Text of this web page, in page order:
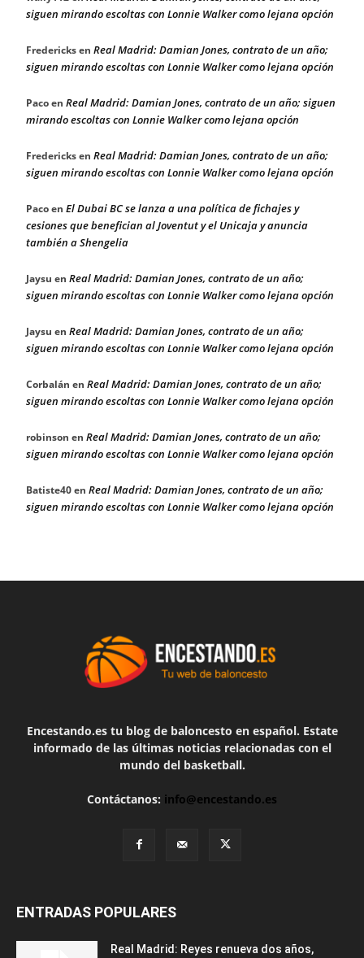
siguen mirando escoltas con Lonnie Walker como lejana opción
Fredericksen Real Madrid: Damian Jones, contrato de un año;
siguen mirando escoltas con Lonnie Walker como lejana opción
Pacoen Real Madrid: Damian Jones, contrato de un año; siguen
mirando escoltas con Lonnie Walker como lejana opción
Fredericksen Real Madrid: Damian Jones, contrato de un año;
siguen mirando escoltas con Lonnie Walker como lejana opción
Pacoen El Dubai BC se lanza a una política de fichajes y
cesiones que benefician al Joventut y el Unicaja y anuncia
también a Shengelia
Jaysu en Real Madrid: Damian Jones, contrato de un año;
siguen mirando escoltas con Lonnie Walker como lejana opción
Jaysu en Real Madrid: Damian Jones, contrato de un año;
siguen mirando escoltas con Lonnie Walker como lejana opción
Corbalán en Real Madrid: Damian Jones, contrato de un año;
siguen mirando escoltas con Lonnie Walker como lejana opción
robinson en Real Madrid: Damian Jones, contrato de un año;
siguen mirando escoltas con Lonnie Walker como lejana opción
Batiste40en Real Madrid: Damian Jones, contrato de un año;
siguen mirando escoltas con Lonnie Walker como lejana opción
Encestando.es tu blog de baloncesto en español. Estate
informado de las últimas noticias relacionadas con el
mundo del basketball.
Contáctanos: info@encestando.es
ENTRADAS POPULARES
Real Madrid: Reyes renueva dos años,